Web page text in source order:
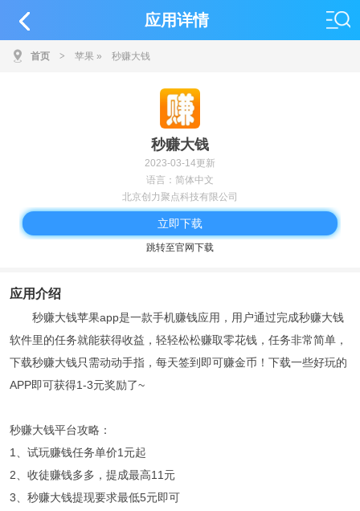
应用详情
首页 > 苹果 » 秒赚大钱
秒赚大钱
2023-03-14更新
语言：简体中文
北京创力聚点科技有限公司
立即下载
跳转至官网下载
应用介绍
秒赚大钱苹果app是一款手机赚钱应用，用户通过完成秒赚大钱
软件里的任务就能获得收益，轻轻松松赚取零花钱，任务非常简单，
下载秒赚大钱只需动动手指，每天签到即可赚金币！下载一些好玩的
APP即可获得1-3元奖励了~
秒赚大钱平台攻略：
1、试玩赚钱任务单价1元起
2、收徒赚钱多多，提成最高11元
3、秒赚大钱提现要求最低5元即可